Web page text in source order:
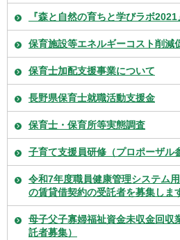
『森と自然の育ちと学びラボ
保育施設等エネルギーコスト削減
保育士加配支援事業について
長野県保育士就職活動支援金
保育士・保育所等実態調査
子育て支援員研修（プロポーザル
令和7年度職員健康管理システム
の賃貸借契約の受託者を募集しま
母子父子寡婦福祉資金未収金回収
託者募集）